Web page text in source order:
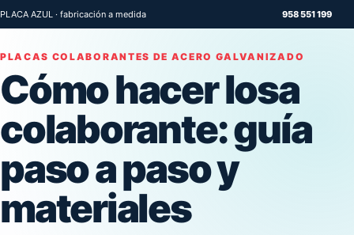
PLACA AZUL · fabricación a medida 958 551 199
PLACAS COLABORANTES DE ACERO GALVANIZADO
Cómo hacer losa
colaborante: guía
paso a paso y
materiales